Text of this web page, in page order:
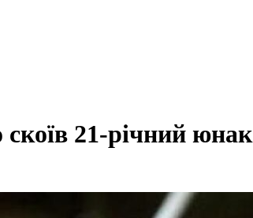
21-річний юнак